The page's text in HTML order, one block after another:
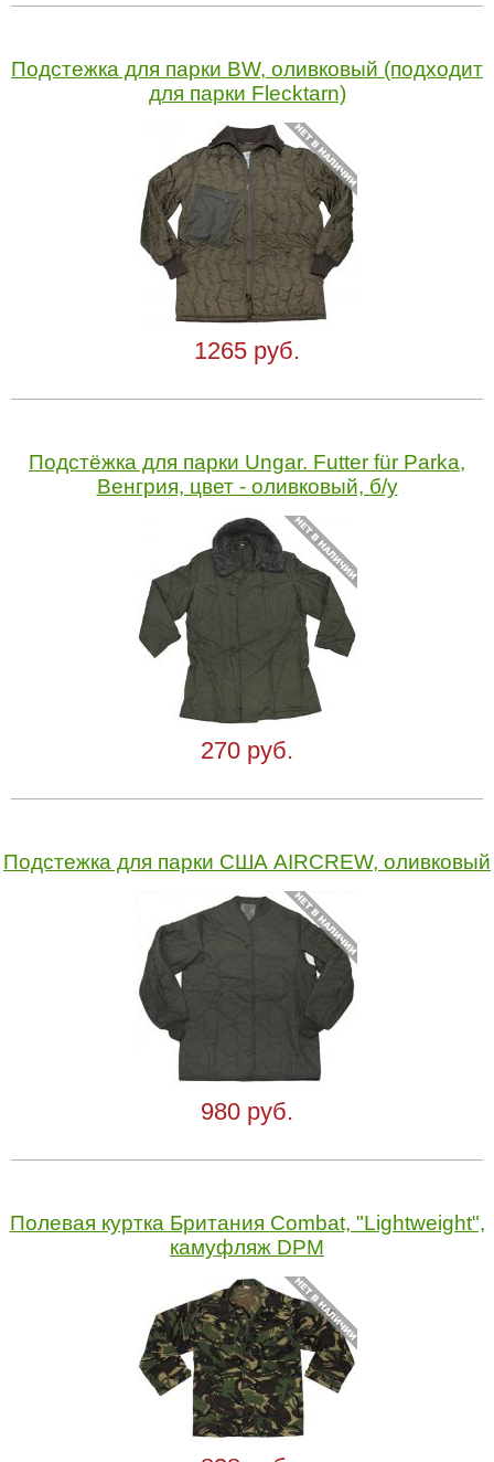
Подстежка для парки BW, оливковый (подходит
для парки Flecktarn)
1265 руб.
Подстёжка для парки Ungar. Futter für Parka,
Венгрия, цвет - оливковый, б/у
270 руб.
Подстежка для парки США AIRCREW, оливковый
980 руб.
Полевая куртка Британия Combat, "Lightweight",
камуфляж DPM